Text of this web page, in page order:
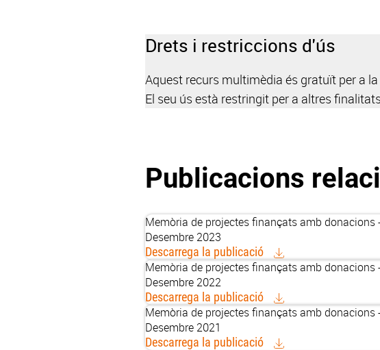
Drets i restriccions d'ús
Aquest recurs multimèdia és gratuït per a
El seu ús està restringit per a altres
Publicacions
Memòria de projectes finançats amb donacions
Desembre 2023
Descarrega la publicació
Memòria de projectes finançats amb donacions
Desembre 2022
Descarrega la publicació
Memòria de projectes finançats amb donacions
Desembre 2021
Descarrega la publicació